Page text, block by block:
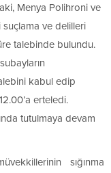
Menya Polihroni ve
ve delilleri
talebinde bulundu.
kabul edip
erteledi.
tutulmaya devam
sığınma